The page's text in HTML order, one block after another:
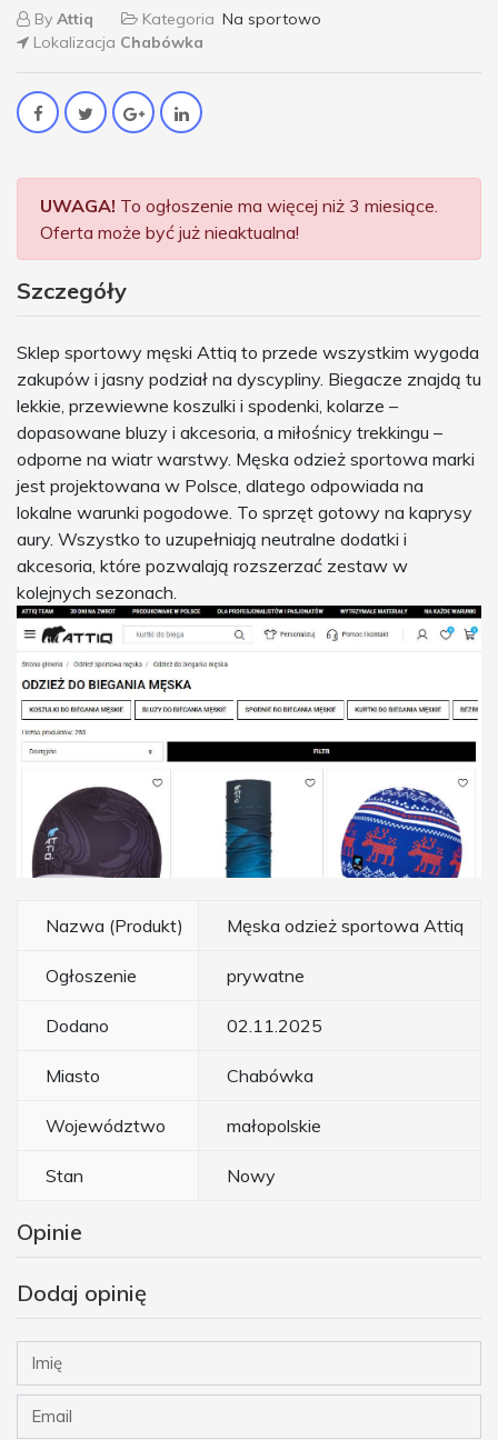
By Attiq Kategoria Na sportowo
Lokalizacja Chabówka
UWAGA! To ogłoszenie ma więcej niż 3 miesiące.
Oferta może być już nieaktualna!
Szczegóły
Sklep sportowy męski Attiq to przede wszystkim wygoda
zakupów i jasny podział na dyscypliny. Biegacze znajdą tu
lekkie, przewiewne koszulki i spodenki, kolarze –
dopasowane bluzy i akcesoria, a miłośnicy trekkingu –
odporne na wiatr warstwy. Męska odzież sportowa marki
jest projektowana w Polsce, dlatego odpowiada na
lokalne warunki pogodowe. To sprzęt gotowy na kaprysy
aury. Wszystko to uzupełniają neutralne dodatki i
akcesoria, które pozwalają rozszerzać zestaw w
kolejnych sezonach.
Nazwa (Produkt) Męska odzież sportowa Attiq
Ogłoszenie prywatne
Dodano 02.11.2025
Miasto Chabówka
Województwo małopolskie
Stan Nowy
Opinie
Dodaj opinię